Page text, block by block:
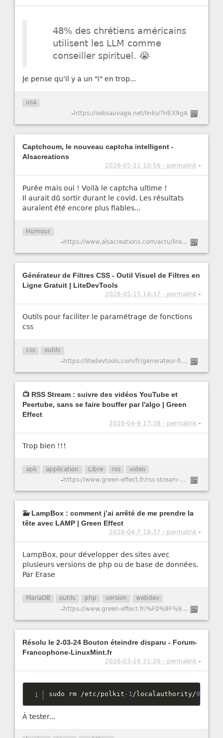
48% des chrétiens américains
utilisent les LLM comme
conseiller spirituel. 😭
Je pense qu'il y a un "i" en trop...
usa
-https://sebsauvage.net/links/?HEX9gA
Captchoum, le nouveau captcha intelligent -
Alsacreations
2026-05-21 10:56 - permalink -
Purée mais oui ! Voilà le captcha ultime !
Il aurait dû sortir durant le covid. Les résultats
auraient été encore plus fiables...
Humour
- https://www.alsacreations.com/actu/lire/1984-Captchoum-le-nouveau-captcha-intelligent.html
Générateur de Filtres CSS - Outil Visuel de Filtres en
Ligne Gratuit | LiteDevTools
2026-05-15 14:37 - permalink -
Outils pour faciliter le paramétrage de fonctions
css
css outils
- https://litedevtools.com/fr/generateur-filtre-css/
📺 RSS Stream : suivre des vidéos YouTube et
Peertube, sans se faire bouffer par l'algo | Green
Effect
2026-04-9 17:38 - permalink -
Trop bien !!!
apk application Libre rss video
- https://www.green-effect.fr/rss-stream-suivre-des-videos-youtube-et-peertube-sans-se-faire-bouffer-par-l-algo
🐳 LampBox : comment j’ai arrêté de me prendre la
tête avec LAMP | Green Effect
2026-04-7 18:37 - permalink -
LampBox, pour développer des sites avec
plusieurs versions de php ou de base de données.
Par Erase
MariaDB outils php version webdev
- https://www.green-effect.fr/%F0%9F%90%B3-lampbox-comment-j%E2%80%99ai-arr%C3%AAt%C3%A9-de-me-prendre-la-t%C3%AAte-avec-lamp
Résolu le 2-03-24 Bouton éteindre disparu - Forum-
Francophone-LinuxMint.fr
2026-03-16 21:26 - permalink -
sudo rm /etc/polkit -1/ localauthority/90
À tester...